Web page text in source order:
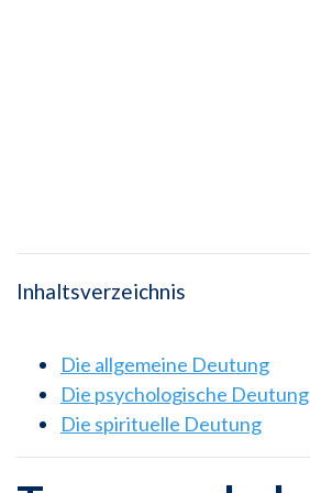
Inhaltsverzeichnis
Die allgemeine Deutung
Die psychologische Deutung
Die spirituelle Deutung